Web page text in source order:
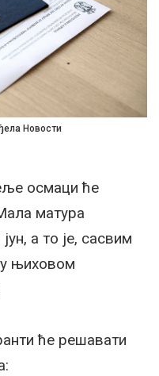
Новости
осмаци ће
матура
а то је, сасвим
у њиховом
ће решавати